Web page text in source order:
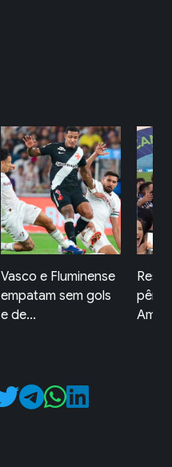
Vasco e Fluminense
empatam sem gols
e de...